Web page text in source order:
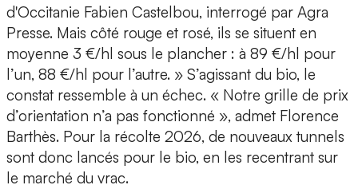
d'Occitanie Fabien Castelbou, interrogé par Agra
Presse. Mais côté rouge et rosé, ils se situent en
moyenne 3 €/hl sous le plancher : à 89 €/hl pour
l’un, 88 €/hl pour l’autre. » S’agissant du bio, le
constat ressemble à un échec. « Notre grille de prix
d’orientation n’a pas fonctionné », admet Florence
Barthès. Pour la récolte 2026, de nouveaux tunnels
sont donc lancés pour le bio, en les recentrant sur
le marché du vrac.